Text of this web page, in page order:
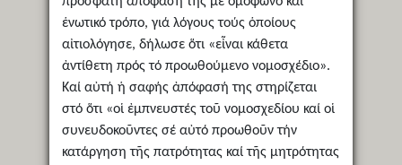
ἑνωτικό τρόπο, γιά λόγους τούς ὁποίους
αἰτιολόγησε, δήλωσε ὅτι «εἶναι κάθετα
ἀντίθετη πρός τό προωθούμενο νομοσχέδιο».
Καί αὐτή ἡ σαφής ἀπόφασή της στηρίζεται
στό ὅτι «οἱ ἐμπνευστές τοῦ νομοσχεδίου καί οἱ
συνευδοκοῦντες σέ αὐτό προωθοῦν τήν
κατάργηση τῆς πατρότητας καί τῆς μητρότητας